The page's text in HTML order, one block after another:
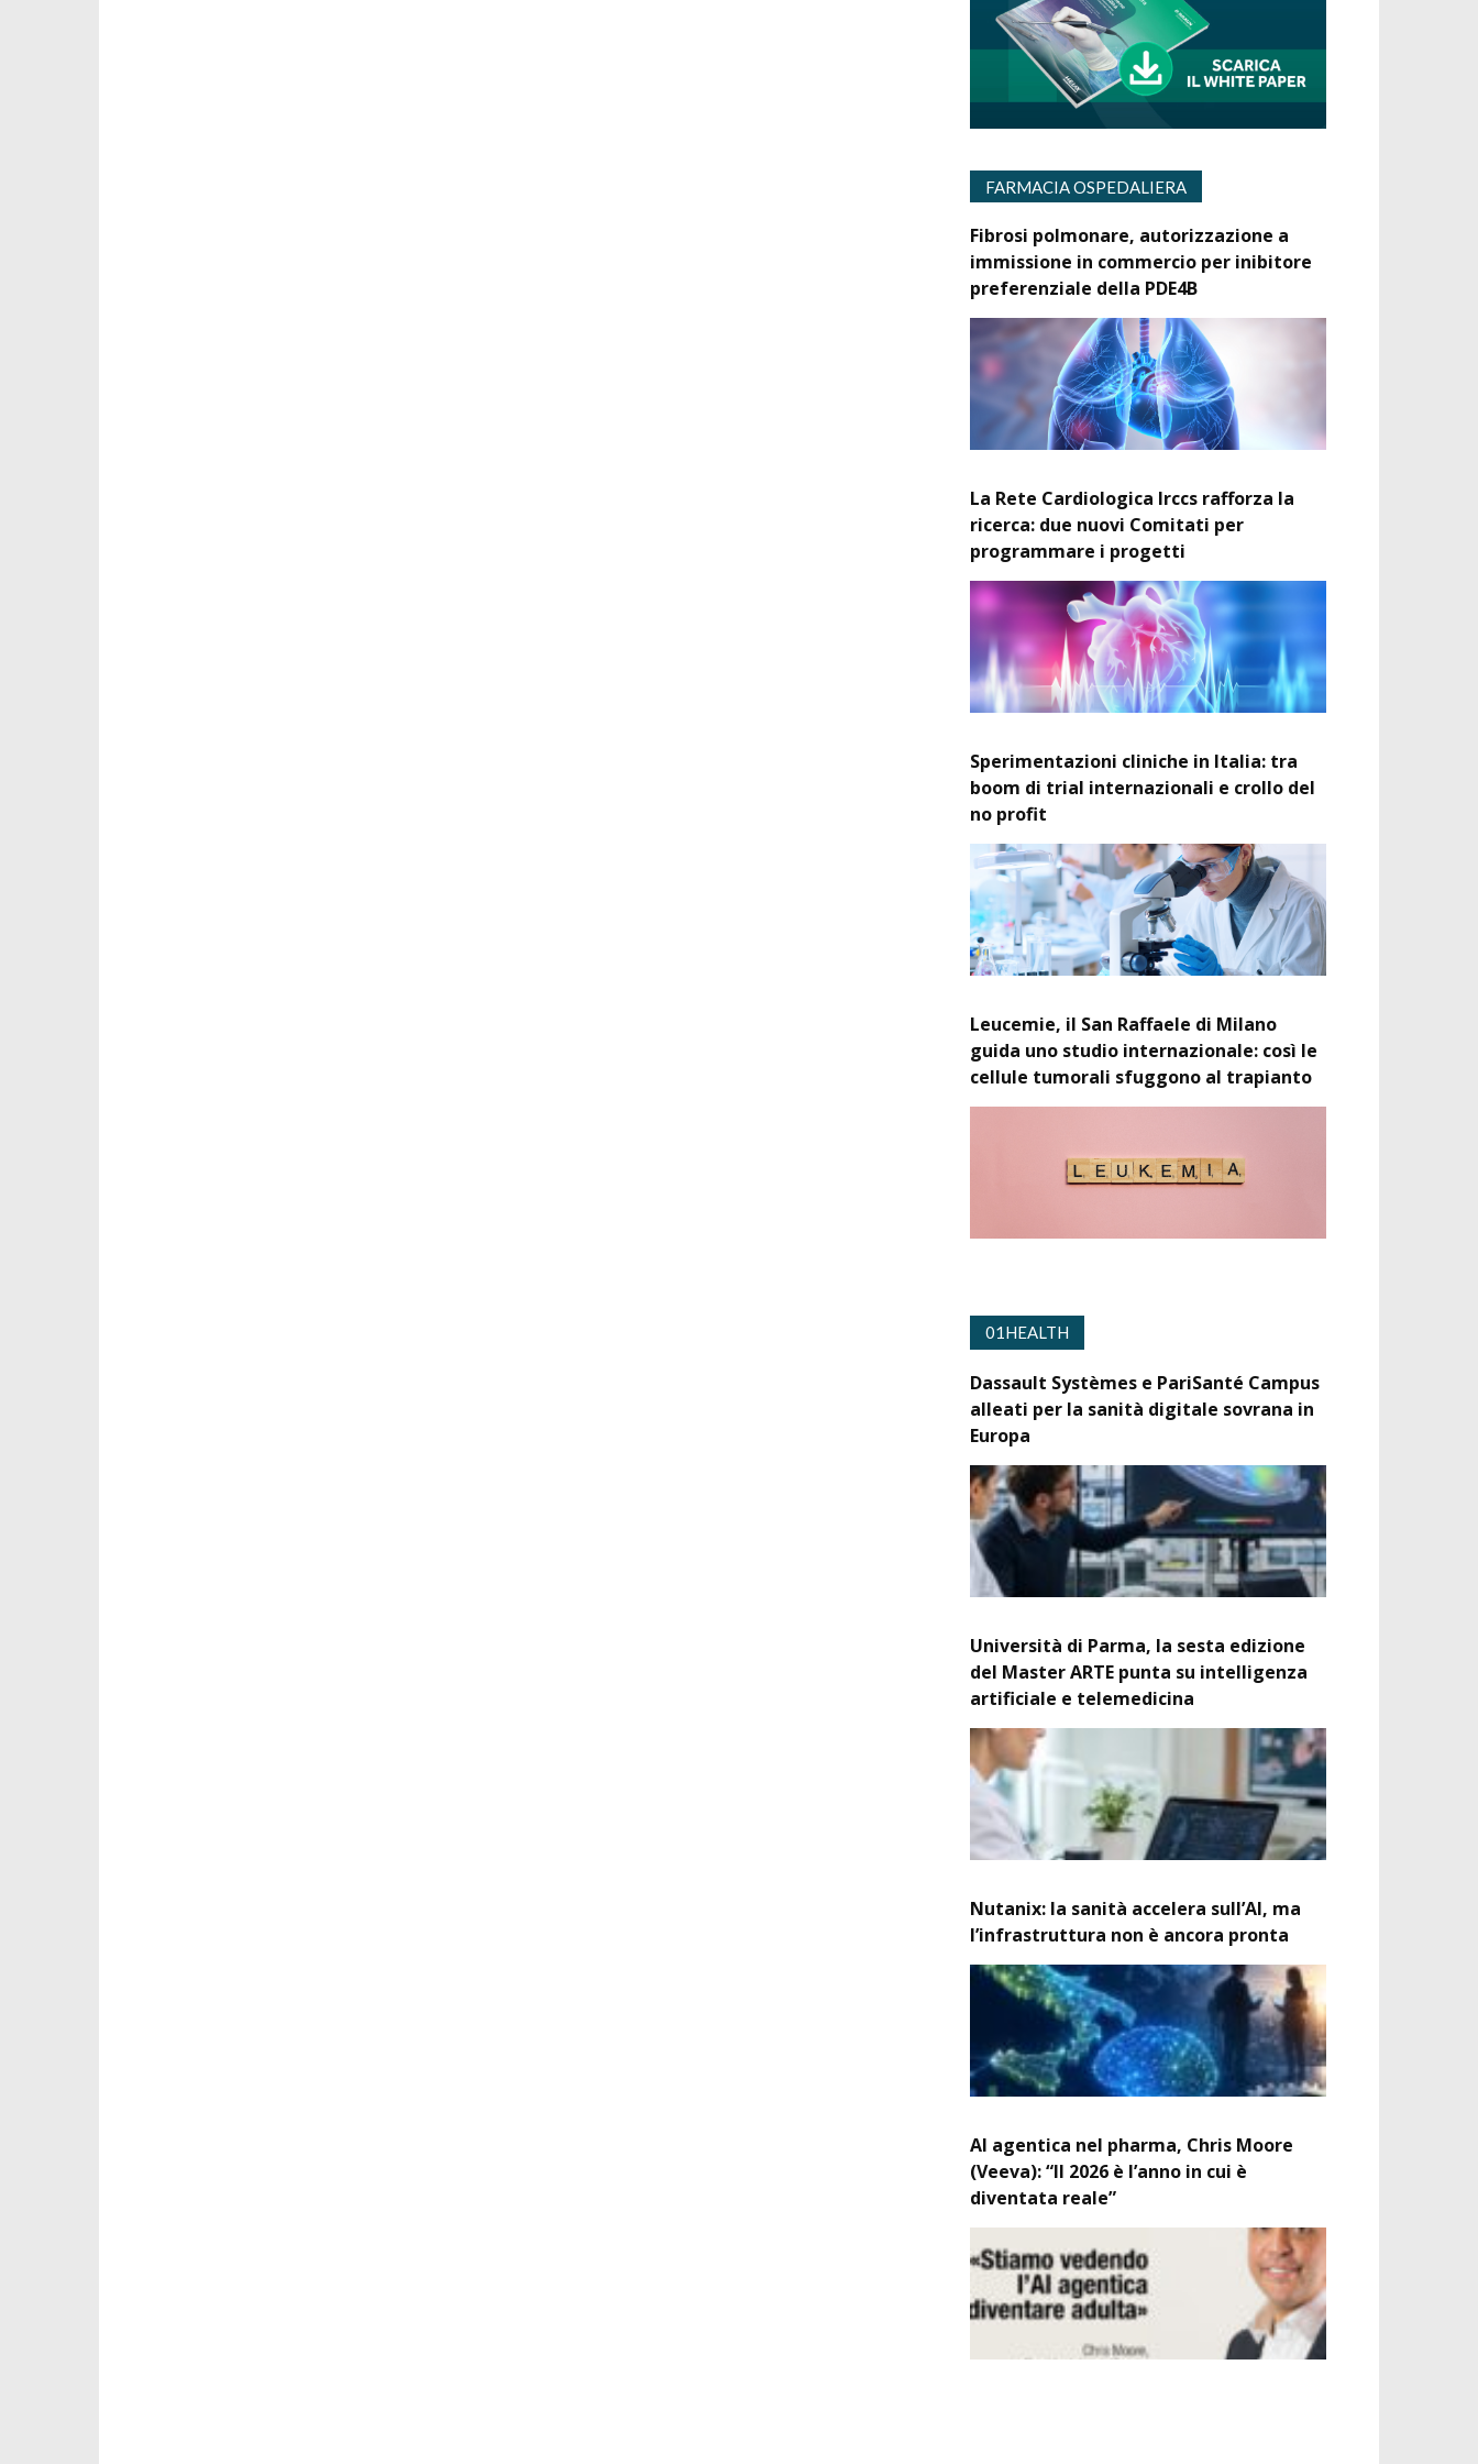
FARMACIA OSPEDALIERA
Fibrosi polmonare, autorizzazione a
immissione in commercio per inibitore
preferenziale della PDE4B
La Rete Cardiologica Irccs rafforza la
ricerca: due nuovi Comitati per
programmare i progetti
Sperimentazioni cliniche in Italia: tra
boom di trial internazionali e crollo del
no profit
Leucemie, il San Raffaele di Milano
guida uno studio internazionale: così le
cellule tumorali sfuggono al trapianto
01HEALTH
Dassault Systèmes e PariSanté Campus
alleati per la sanità digitale sovrana in
Europa
Università di Parma, la sesta edizione
del Master ARTE punta su intelligenza
artificiale e telemedicina
Nutanix: la sanità accelera sull’AI, ma
l’infrastruttura non è ancora pronta
AI agentica nel pharma, Chris Moore
(Veeva): “Il 2026 è l’anno in cui è
diventata reale”